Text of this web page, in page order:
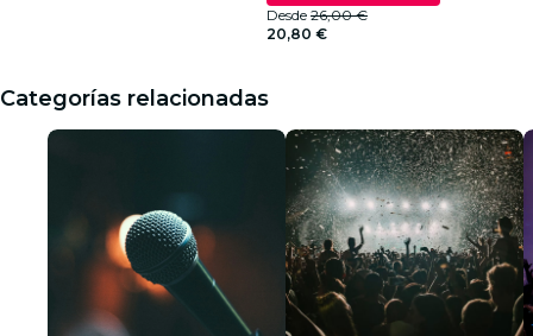
Desde 26,00 €
20,80 €
Categorías relacionadas